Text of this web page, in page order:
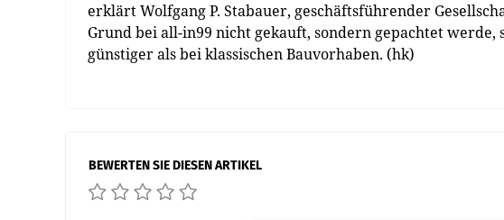
erklärt Wolfgang P. Stabauer, geschäftsführender
Grund bei all-in99 nicht gekauft, sondern gepachtet werde,
günstiger als bei klassischen Bauvorhaben. (hk)
BEWERTEN SIE DIESEN ARTIKEL